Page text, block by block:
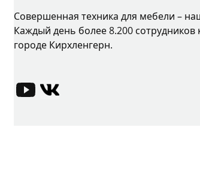
Совершенная техника для мебели –
Каждый день более 8.200
городе Кирхленгерн.
YouTubeVK-Russland